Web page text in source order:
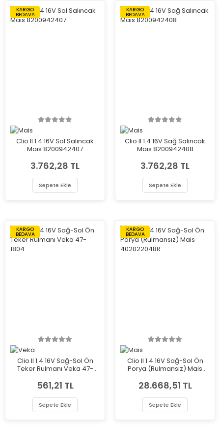
KARGO
BEDAVA
Clio II 1.4 16V Sol Salıncak
Mais 8200942407
3.762,28 TL
Sepete Ekle
KARGO
BEDAVA
Clio II 1.4 16V Sağ Salıncak
Mais 8200942408
3.762,28 TL
Sepete Ekle
KARGO
BEDAVA
Clio II 1.4 16V Sağ-Sol Ön
Teker Rulmanı Veka 47-
561,21 TL
Sepete Ekle
KARGO
BEDAVA
Clio II 1.4 16V Sağ-Sol Ön
Porya (Rulmansız) Mais
28.668,51 TL
Sepete Ekle